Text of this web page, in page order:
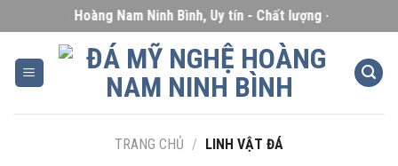
to
content
Mỹ Nghệ Hoàng Nam Ninh Bình, Uy tín - Chất lượng - Giá cạnh
TRANG CHỦ / LINH VẬT ĐÁ